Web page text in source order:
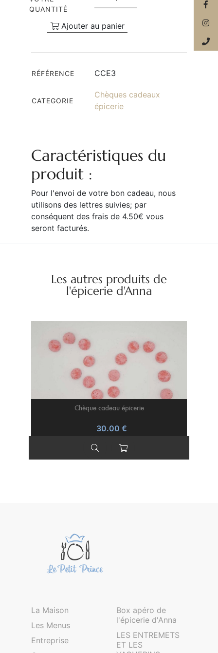
QUANTITÉ
Ajouter au panier
RÉFÉRENCE CCE3
CATEGORIE
Chèques cadeaux
épicerie
Caractéristiques du
produit :
Pour l'envoi de votre bon cadeau, nous
utilisons des lettres suivies; par
conséquent des frais de 4.50€ vous
seront facturés.
Les autres produits de
l'épicerie d'Anna
Chèque cadeau épicerie
30.00 €
La Maison
Les Menus
Entreprise
Box apéro de
l'épicerie d'Anna
LES ENTREMETS
ET LES